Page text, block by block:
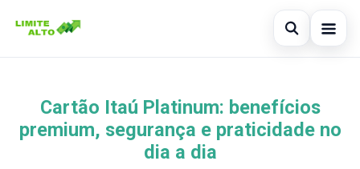
Abrir busca
Cartão de crédito
Buscar no site
×
Buscar por:
Cartão Itaú Platinum: benefícios
premium, segurança e praticidade no
dia a dia